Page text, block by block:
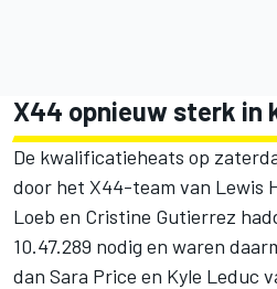
X44 opnieuw sterk in
De kwalificatieheats op
door het X44-team van Lewis
Loeb en Cristine Gutierrez
10.47.289 nodig en waren
dan Sara Price en Kyle Leduc